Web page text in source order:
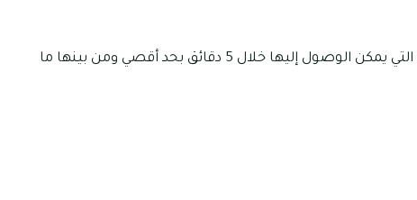
توجد الكثير من محلات البقالة والسوبرماركت المتنوعة التي يمكن الوصول إليها خلال 5 دقائق بحد أقصي ومن بينها ما